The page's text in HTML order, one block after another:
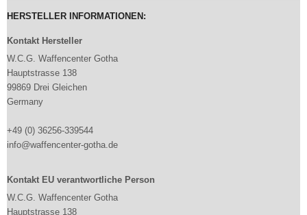
HERSTELLER INFORMATIONEN:
Kontakt Hersteller
W.C.G. Waffencenter Gotha
Hauptstrasse 138
99869 Drei Gleichen
Germany
+49 (0) 36256-339544
info@waffencenter-gotha.de
Kontakt EU verantwortliche Person
W.C.G. Waffencenter Gotha
Hauptstrasse 138